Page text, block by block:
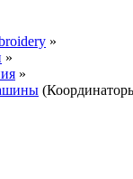
»
»
»